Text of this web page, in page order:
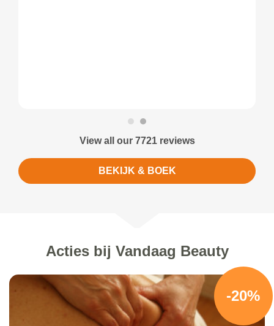
View all our 7721 reviews
BEKIJK & BOEK
Acties bij Vandaag Beauty
-20%